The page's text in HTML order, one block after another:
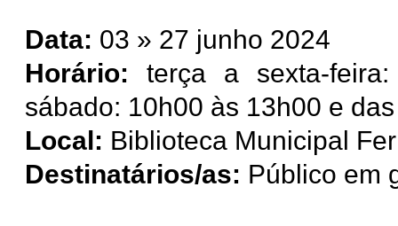
Data: 03 » 27 junho 2024
Horário: terça a sexta-
sábado: 10h00 às 13h00 e
Local: Biblioteca Municipal
Destinatários/as: Público em